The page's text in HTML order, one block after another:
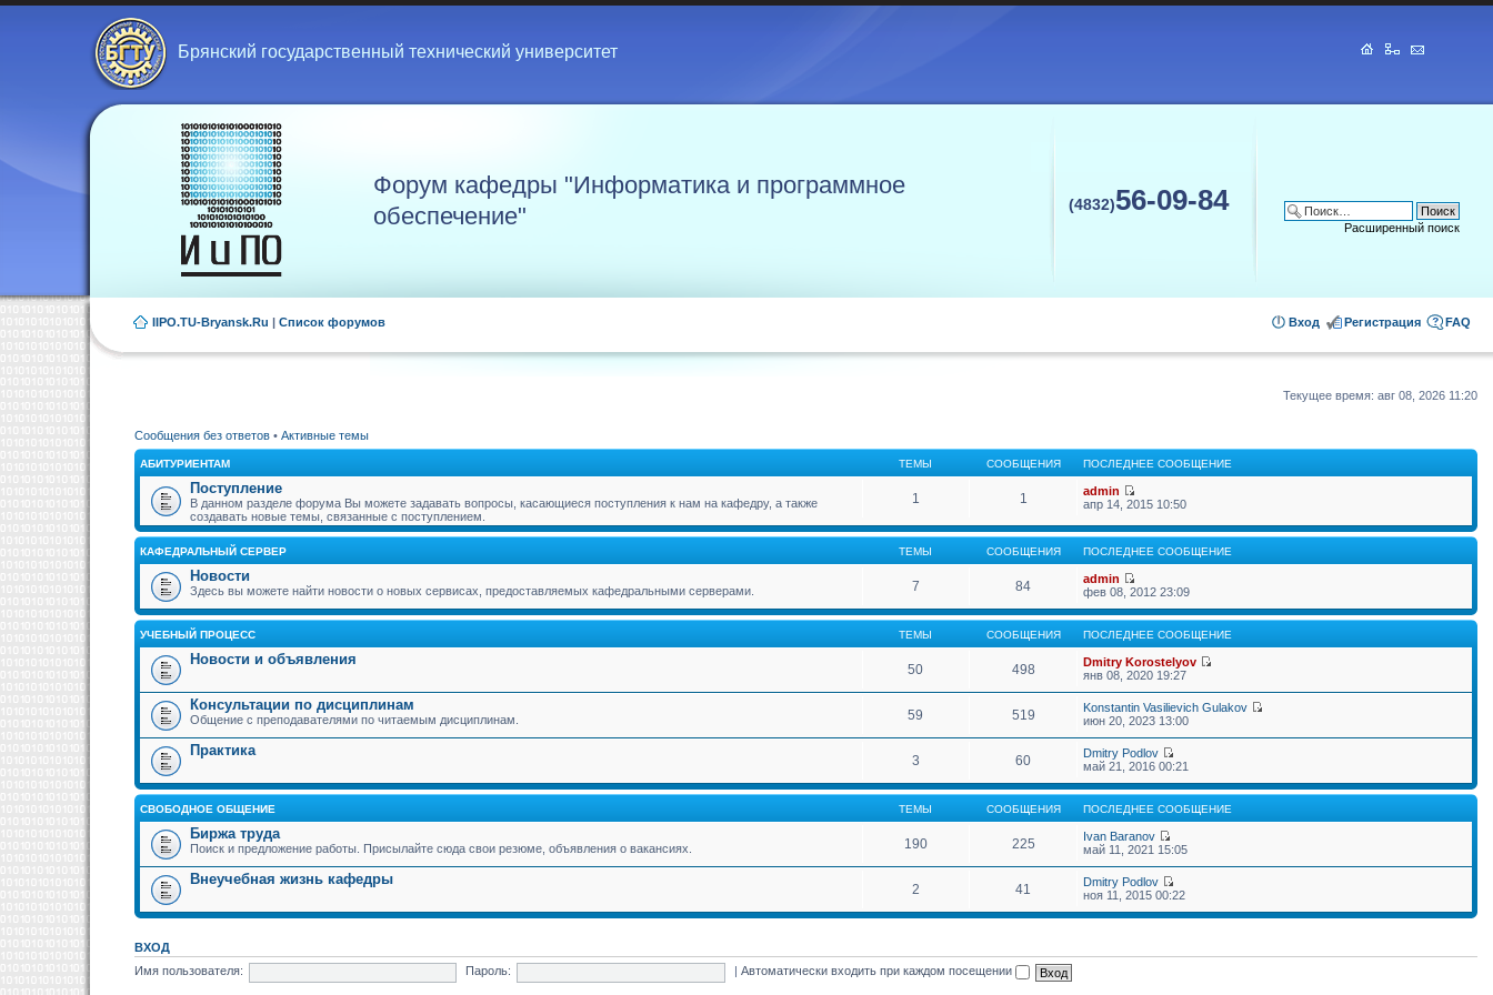
Брянский государственный технический университет
Форум кафедры "Информатика и программное
обеспечение"
(4832)56-09-84
Расширенный поиск
IIPO.TU-Bryansk.Ru | Список форумов FAQ
Регистрация
Вход
Текущее время: авг 08, 2026 11:20
Сообщения без ответов • Активные темы
АБИТУРИЕНТАМ ТЕМЫ СООБЩЕНИЯ ПОСЛЕДНЕЕ СООБЩЕНИЕ
Поступление
В данном разделе форума Вы можете задавать вопросы, касающиеся поступления к нам на кафедру, а также
создавать новые темы, связанные с поступлением.
1 1
admin
апр 14, 2015 10:50
КАФЕДРАЛЬНЫЙ СЕРВЕР ТЕМЫ СООБЩЕНИЯ ПОСЛЕДНЕЕ СООБЩЕНИЕ
Новости
Здесь вы можете найти новости о новых сервисах, предоставляемых кафедральными серверами. 7 84
admin
фев 08, 2012 23:09
УЧЕБНЫЙ ПРОЦЕСС ТЕМЫ СООБЩЕНИЯ ПОСЛЕДНЕЕ СООБЩЕНИЕ
Новости и объявления
50 498
Dmitry Korostelyov
янв 08, 2020 19:27
Консультации по дисциплинам
Общение с преподавателями по читаемым дисциплинам. 59 519
Konstantin Vasilievich Gulakov
июн 20, 2023 13:00
Практика
3 60
Dmitry Podlov
май 21, 2016 00:21
СВОБОДНОЕ ОБЩЕНИЕ ТЕМЫ СООБЩЕНИЯ ПОСЛЕДНЕЕ СООБЩЕНИЕ
Биржа труда
Поиск и предложение работы. Присылайте сюда свои резюме, объявления о вакансиях. 190 225
Ivan Baranov
май 11, 2021 15:05
Внеучебная жизнь кафедры
2 41
Dmitry Podlov
ноя 11, 2015 00:22
ВХОД
Имя пользователя:
Пароль: Автоматически входить при каждом посещении